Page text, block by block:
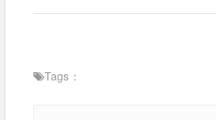
Tags：